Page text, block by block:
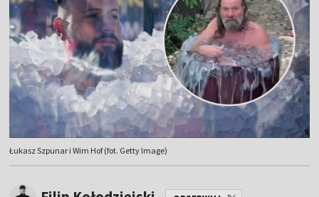
Łukasz Szpunar i Wim Hof (fot. Getty Image)